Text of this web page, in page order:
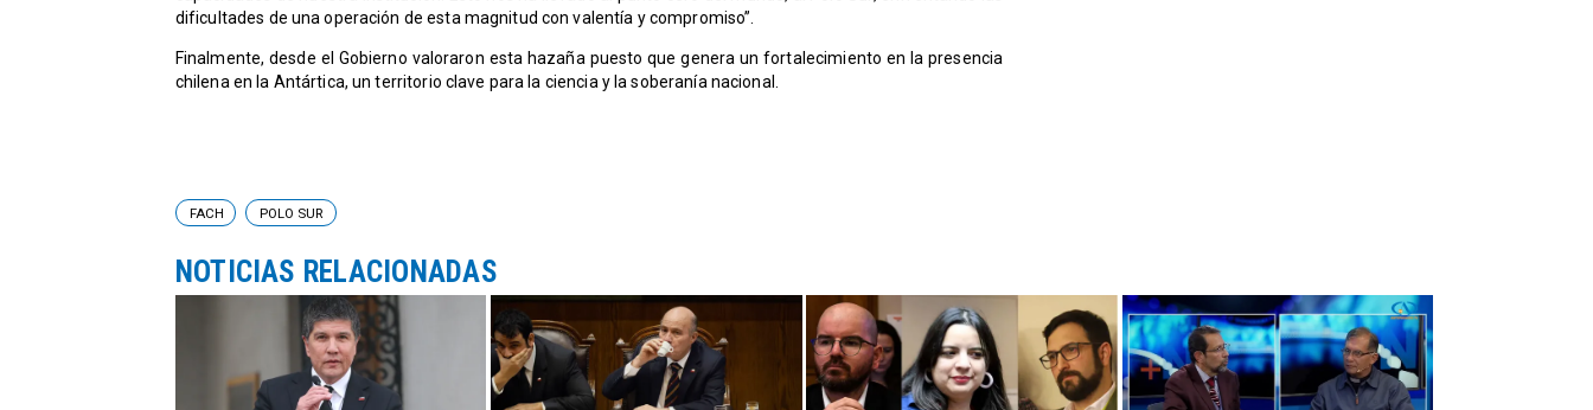
dificultades de una operación de esta magnitud con valentía y compromiso”.
​Finalmente, desde el Gobierno valoraron esta hazaña puesto que genera un fortalecimiento en la presencia
chilena en la Antártica, un territorio clave para la ciencia y la soberanía nacional.
FACH POLO SUR
NOTICIAS RELACIONADAS